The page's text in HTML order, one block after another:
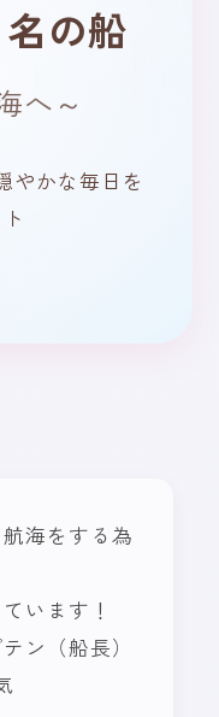
の船
へ～
やかな毎日を
海をする為
います！
ン（船長）